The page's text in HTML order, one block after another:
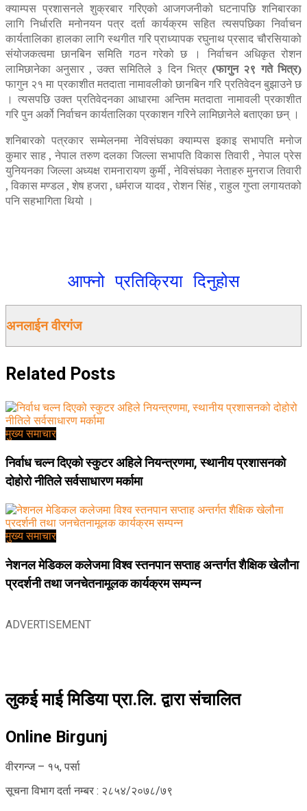
क्याम्पस प्रशासनले शुक्रबार गरिएको आजगजनीको घटनापछि शनिबारका
लागि निर्धारति मनोनयन पत्र दर्ता कार्यक्रम सहित त्यसपछिका निर्वाचन
कार्यतालिका हालका लागि स्थगीत गरि प्राध्यापक रघुनाथ प्रसाद चौरसियाको
संयोजकत्वमा छानबिन समिति गठन गरेको छ । निर्वाचन अधिकृत रोशन
लामिछानेका अनुसार , उक्त समितिले ३ दिन भित्र (फागुन २९ गते भित्र)
फागुन २१ मा प्रकाशीत मतदाता नामावलीको छानबिन गरि प्रतिवेदन बुझाउने छ
। त्यसपछि उक्त प्रतिवेदनका आधारमा अन्तिम मतदाता नामावली प्रकाशीत
गरि पुन अर्को निर्वाचन कार्यतालिका प्रकाशन गरिने लामिछानेले बताएका छन् ।
शनिबारको पत्रकार सम्मेलनमा नेविसंघका क्याम्पस इकाइ सभापति मनोज
कुमार साह , नेपाल तरुण दलका जिल्ला सभापति विकास तिवारी , नेपाल प्रेस
युनियनका जिल्ला अध्यक्ष रामनारायण कुर्मी , नेविसंघका नेताहरु मुनराज तिवारी
, विकास मण्डल , शेष हजरा , धर्मराज यादव , रोशन सिंह , राहुल गुप्ता लगायतको
पनि सहभागिता थियो ।
आफ्नो प्रतिक्रिया दिनुहोस
अनलाईन वीरगंज
Related Posts
मुख्य समाचार
निर्वाध चल्न दिएको स्कुटर अहिले नियन्त्रणमा, स्थानीय प्रशासनको
दोहोरो नीतिले सर्वसाधारण मर्कामा
मुख्य समाचार
नेशनल मेडिकल कलेजमा विश्व स्तनपान सप्ताह अन्तर्गत शैक्षिक खेलौना
प्रदर्शनी तथा जनचेतनामूलक कार्यक्रम सम्पन्न
ADVERTISEMENT
लुकई माई मिडिया प्रा.लि. द्वारा संचालित
Online Birgunj
वीरगन्ज – १५, पर्सा
सूचना विभाग दर्ता नम्बर : २८५४/२०७८/७९